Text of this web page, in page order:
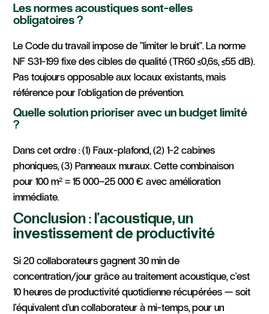
Les normes acoustiques sont-elles
obligatoires ?
Le Code du travail impose de "limiter le bruit". La norme
NF S31-199 fixe des cibles de qualité (TR60 ≤0,6s, ≤55 dB).
Pas toujours opposable aux locaux existants, mais
référence pour l'obligation de prévention.
Quelle solution prioriser avec un budget limité
?
Dans cet ordre : (1) Faux-plafond, (2) 1-2 cabines
phoniques, (3) Panneaux muraux. Cette combinaison
pour 100 m² = 15 000–25 000 € avec amélioration
immédiate.
Conclusion : l'acoustique, un
investissement de productivité
Si 20 collaborateurs gagnent 30 min de
concentration/jour grâce au traitement acoustique, c'est
10 heures de productivité quotidienne récupérées — soit
l'équivalent d'un collaborateur à mi-temps, pour un